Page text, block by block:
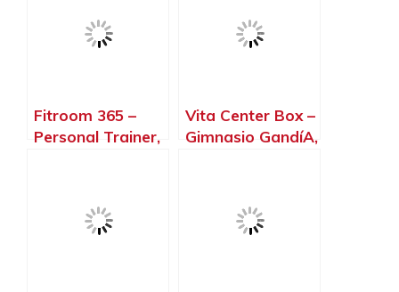
Fitroom 365 –
Personal Trainer,
Vita Center Box –
Gimnasio GandíA,